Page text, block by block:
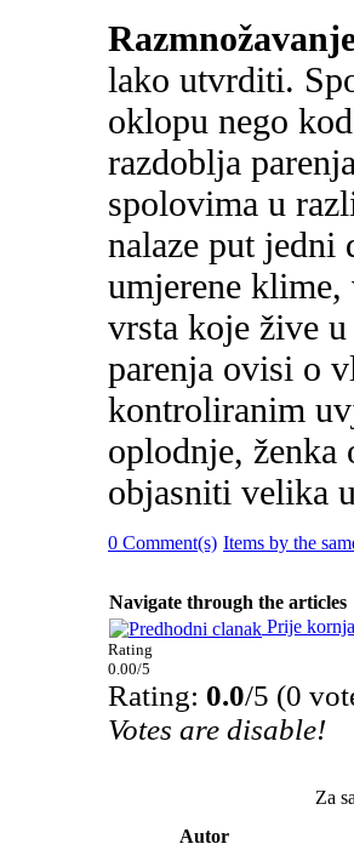
lako utvrditi.
oklopu nego
razdoblja
spolovima u
nalaze put
umjerene
vrsta koje žive
parenja ovisi o
kontroliranim
oplodnje, ženka
objasniti velika
0 Comment(s) Items by the
Navigate through the articles
Prije
Rating
0.00/5
Rating: 0.0/5 (0
Votes are disable!
Za
Autor